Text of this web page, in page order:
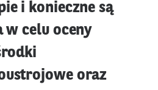
i konieczne są
w celu oceny
oraz